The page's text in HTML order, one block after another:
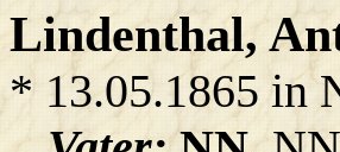
Lindenthal,
* 13.05.1865 in